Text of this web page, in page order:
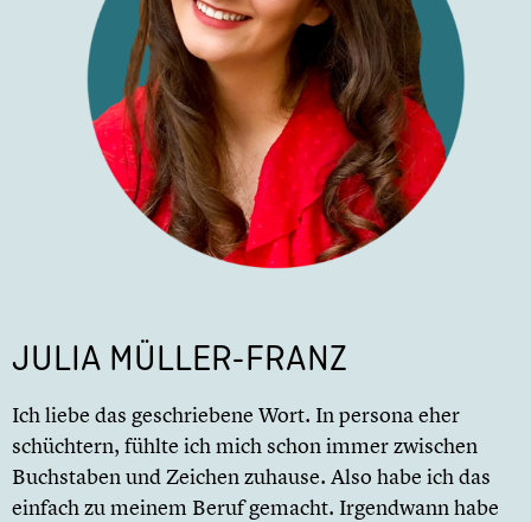
JULIA MÜLLER-FRANZ
Ich liebe das geschriebene Wort. In persona eher
schüchtern, fühlte ich mich schon immer zwischen
Buchstaben und Zeichen zuhause. Also habe ich das
einfach zu meinem Beruf gemacht. Irgendwann habe